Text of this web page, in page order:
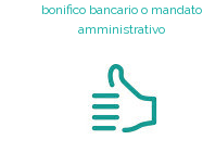
bonifico bancario o mandato
amministrativo